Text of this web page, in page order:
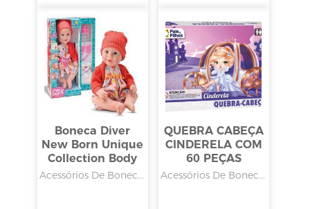
Boneca Diver
New Born Unique
Collection Body
Laranja, Diver
Acessórios De Bonec...
QUEBRA CABEÇA
CINDERELA COM
60 PEÇAS
31,5cmx22,5cm,
Acessórios De Bonec...